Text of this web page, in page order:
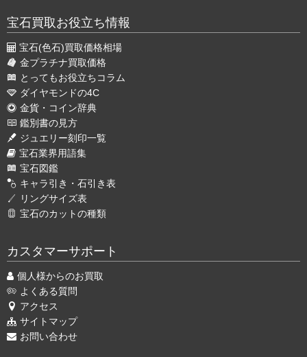
宝石買取お役立ち情報
宝石(色石)買取価格相場
金プラチナ買取価格
とってもお役立ちコラム
ダイヤモンドの4C
金貨・コイン辞典
鑑別書の見方
ジュエリー刻印一覧
宝石業界用語集
宝石図鑑
キャラ引き・石引き表
リングサイズ表
宝石のカットの種類
カスタマーサポート
個人様からのお買取
よくある質問
アクセス
サイトマップ
お問い合わせ